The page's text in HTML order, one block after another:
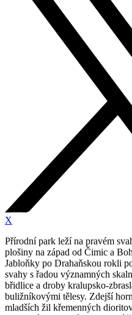
X
Přírodní park leží na pravém
plošiny na západ od Čimic a
Jabloňky po Drahaňskou rokli
svahy s řadou významných
břidlice a droby kralupsko-
buližníkovými tělesy. Zdejší
mladších žil křemenných